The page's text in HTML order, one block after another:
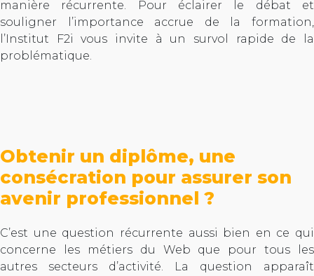
manière récurrente. Pour éclairer le débat et
souligner l’importance accrue de la formation,
l’Institut F2i vous invite à un survol rapide de la
problématique.
Obtenir un diplôme, une
consécration pour assurer son
avenir professionnel ?
C’est une question récurrente aussi bien en ce qui
concerne les métiers du Web que pour tous les
autres secteurs d’activité. La question apparaît